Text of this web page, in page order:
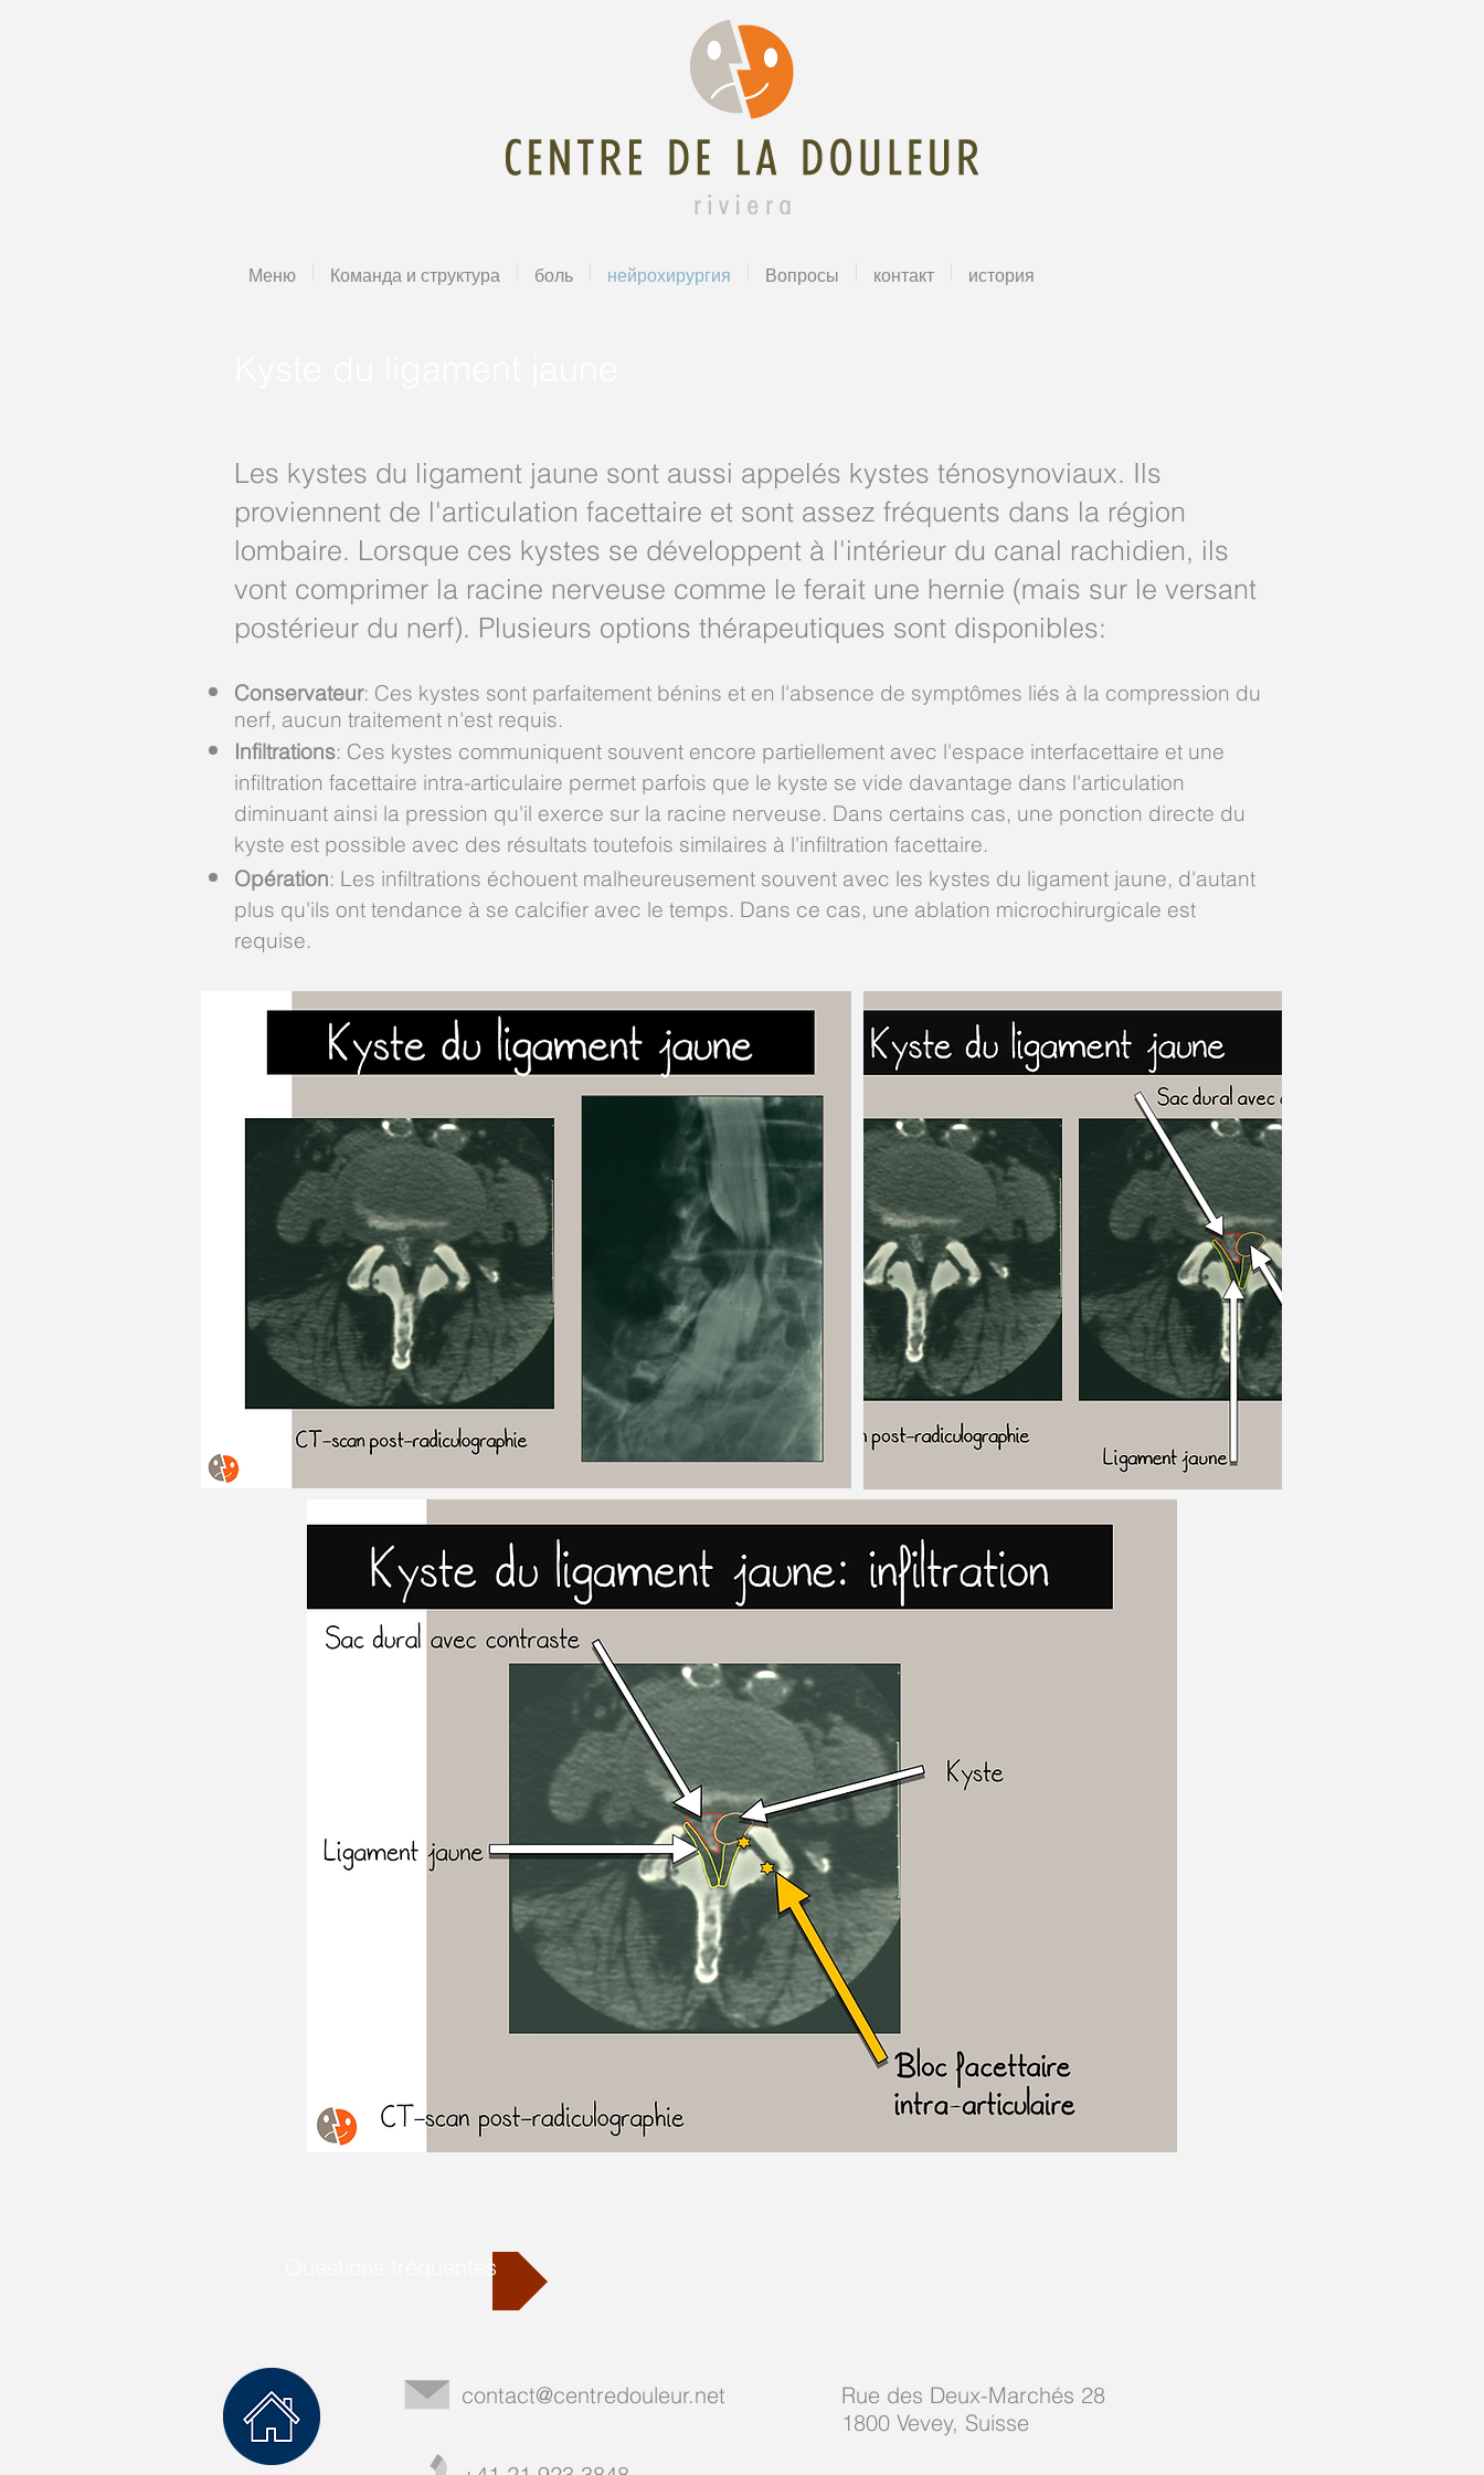
Меню Команда и структура боль нейрохирургия Вопросы контакт история
Les kystes du ligament jaune sont aussi appelés kystes ténosynoviaux. Ils
proviennent de l'articulation facettaire et sont assez fréquents dans la région
lombaire. Lorsque ces kystes se développent à l'intérieur du canal rachidien, ils
vont comprimer la racine nerveuse comme le ferait une hernie (mais sur le versant
postérieur du nerf). Plusieurs options thérapeutiques sont disponibles:
Conservateur: Ces kystes sont parfaitement bénins et en l'absence de symptômes liés à la compression du
nerf, aucun traitement n'est requis.
Infiltrations: Ces kystes communiquent souvent encore partiellement avec l'espace interfacettaire et une
infiltration facettaire intra-articulaire permet parfois que le kyste se vide davantage dans l'articulation
diminuant ainsi la pression qu'il exerce sur la racine nerveuse. Dans certains cas, une ponction directe du
kyste est possible avec des résultats toutefois similaires à l'infiltration facettaire.
Opération: Les infiltrations échouent malheureusement souvent avec les kystes du ligament jaune, d'autant
plus qu'ils ont tendance à se calcifier avec le temps. Dans ce cas, une ablation microchirurgicale est
requise.
Questions fréquentes
contact@centredouleur.net
Rue des Deux-Marchés 28
1800 Vevey, Suisse